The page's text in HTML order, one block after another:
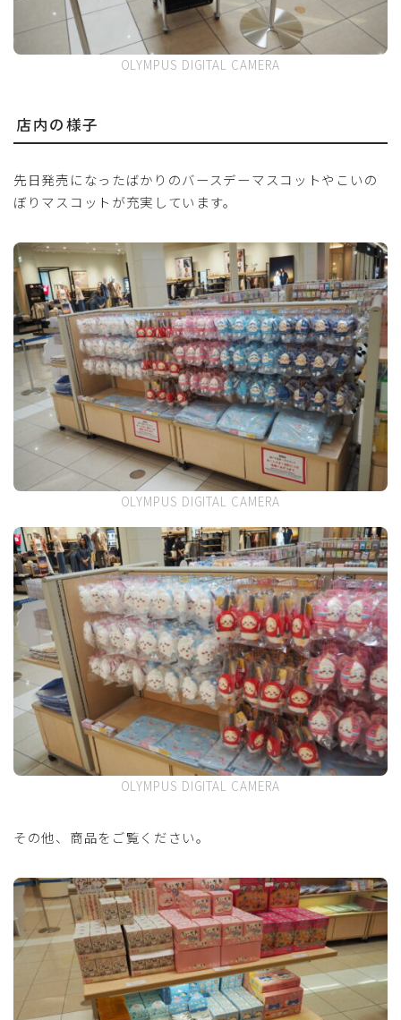
OLYMPUS DIGITAL CAMERA
店内の様子
先日発売になったばかりのバースデーマスコットやこいの
ぼりマスコットが充実しています。
OLYMPUS DIGITAL CAMERA
OLYMPUS DIGITAL CAMERA
その他、商品をご覧ください。